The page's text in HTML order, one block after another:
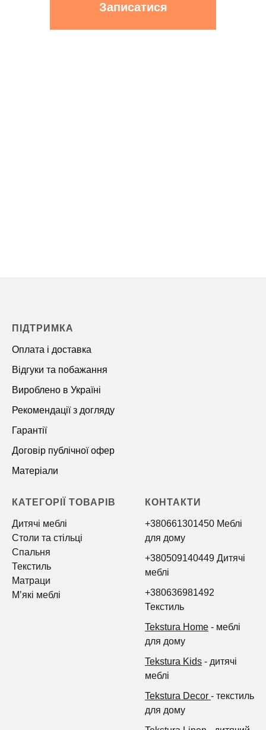
ПІДТРИМКА
Оплата і доставка
Відгуки та побажання
Вироблено в Україні
Рекомендації з догляду
Гарантії
Договір публічної офер
Матеріали
КАТЕГОРІЇ ТОВАРІВ
Дитячі меблі
Столи та стільці
Спальня
Текстиль
Матраци
Мʼякі меблі
КОНТАКТИ
+380661301450 Меблі
для дому
+380509140449 Дитячі
меблі
+380636981492
Текстиль
Tekstura Home - меблі
для дому
Tekstura Kids - дитячі
меблі
Tekstura Decor - текстиль
для дому